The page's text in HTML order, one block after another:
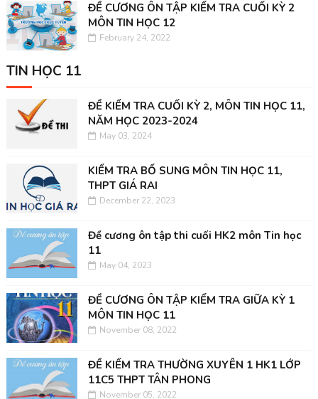
ĐỀ CƯƠNG ÔN TẬP KIỂM TRA CUỐI KỲ 2
MÔN TIN HỌC 12
February 24, 2022
TIN HỌC 11
ĐỀ KIỂM TRA CUỐI KỲ 2, MÔN TIN HỌC 11,
NĂM HỌC 2023-2024
May 03, 2024
KIỂM TRA BỔ SUNG MÔN TIN HỌC 11,
THPT GIÁ RAI
December 22, 2023
Đề cương ôn tập thi cuối HK2 môn Tin học
11
May 04, 2023
ĐỀ CƯƠNG ÔN TẬP KIỂM TRA GIỮA KỲ 1
MÔN TIN HỌC 11
November 08, 2022
ĐỀ KIỂM TRA THƯỜNG XUYÊN 1 HK1 LỚP
11C5 THPT TÂN PHONG
November 05, 2022